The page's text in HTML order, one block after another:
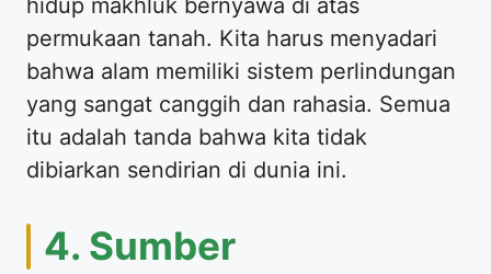
permukaan tanah. Kita harus menyadari
bahwa alam memiliki sistem perlindungan
yang sangat canggih dan rahasia. Semua
itu adalah tanda bahwa kita tidak
dibiarkan sendirian di dunia ini.
4. Sumber